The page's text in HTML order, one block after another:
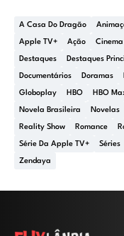
A Casa Do Dragão
Apple TV+ Ação Cinema
Destaques Destaques
Documentários Doramas
Globoplay HBO HBO
Novela Brasileira Novelas
Reality Show Romance
Série Da Apple TV+ Séries
Zendaya